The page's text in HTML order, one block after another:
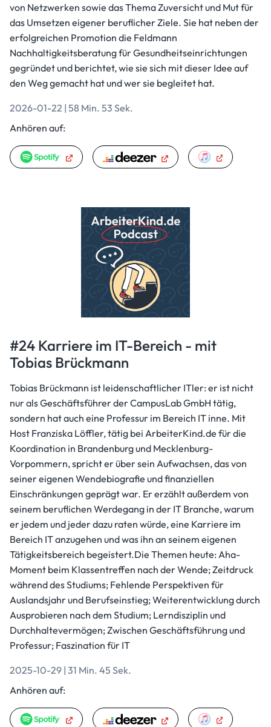
von Netzwerken sowie das Thema Zuversicht und Mut für
das Umsetzen eigener beruflicher Ziele. Sie hat neben der
erfolgreichen Promotion die Feldmann
Nachhaltigkeitsberatung für Gesundheitseinrichtungen
gegründet und berichtet, wie sie sich mit dieser Idee auf
den Weg gemacht hat und wer sie begleitet hat.
2026-01-22 | 58 Min. 53 Sek.
Anhören auf:
#24 Karriere im IT-Bereich - mit
Tobias Brückmann
Tobias Brückmann ist leidenschaftlicher ITler: er ist nicht
nur als Geschäftsführer der CampusLab GmbH tätig,
sondern hat auch eine Professur im Bereich IT inne. Mit
Host Franziska Löffler, tätig bei ArbeiterKind.de für die
Koordination in Brandenburg und Mecklenburg-
Vorpommern, spricht er über sein Aufwachsen, das von
seiner eigenen Wendebiografie und finanziellen
Einschränkungen geprägt war. Er erzählt außerdem von
seinem beruflichen Werdegang in der IT Branche, warum
er jedem und jeder dazu raten würde, eine Karriere im
Bereich IT anzugehen und was ihn an seinem eigenen
Tätigkeitsbereich begeistert.Die Themen heute: Aha-
Moment beim Klassentreffen nach der Wende; Zeitdruck
während des Studiums; Fehlende Perspektiven für
Auslandsjahr und Berufseinstieg; Weiterentwicklung durch
Ausprobieren nach dem Studium; Lerndisziplin und
Durchhaltevermögen; Zwischen Geschäftsführung und
Professur; Faszination für IT
2025-10-29 | 31 Min. 45 Sek.
Anhören auf: